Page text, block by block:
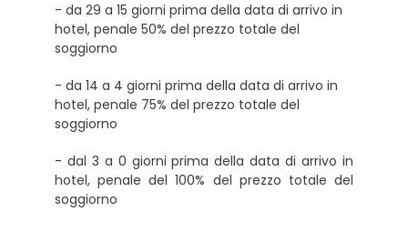
- da 29 a 15 giorni prima della data di arrivo in
hotel, penale 50% del prezzo totale del
soggiorno
- da 14 a 4 giorni prima della data di arrivo in
hotel, penale 75% del prezzo totale del
soggiorno
- dal 3 a 0 giorni prima della data di arrivo in
hotel, penale del 100% del prezzo totale del
soggiorno